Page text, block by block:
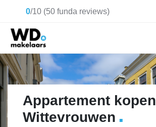
0/10 (50 funda reviews)
Appartement kopen
Wittevrouwen .